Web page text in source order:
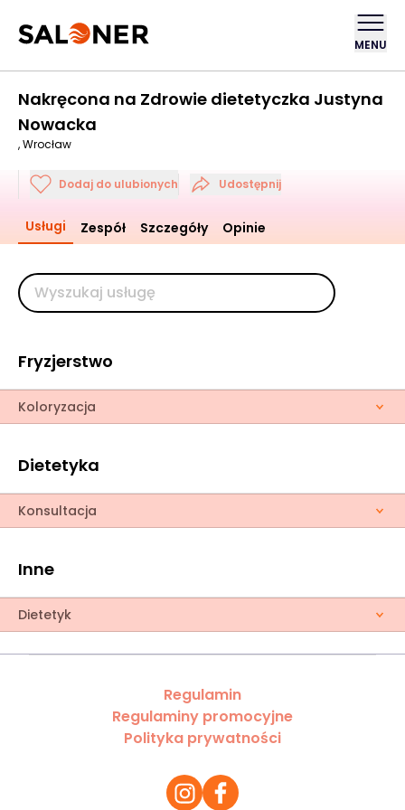
MENU
Nakręcona na Zdrowie dietetyczka Justyna
Nowacka
, Wrocław
Dodaj do ulubionych Udostępnij
Usługi Zespół Szczegóły Opinie
Fryzjerstwo
Koloryzacja
Dietetyka
Konsultacja
Inne
Dietetyk
Regulamin
Regulaminy promocyjne
Polityka prywatności